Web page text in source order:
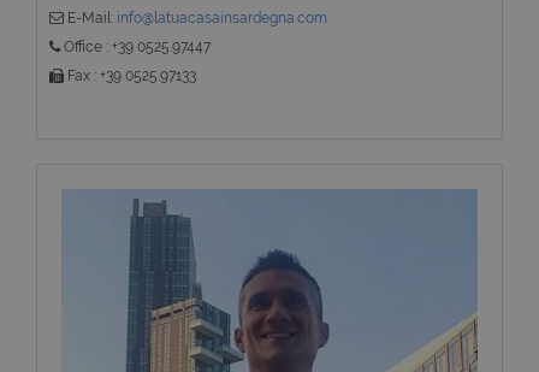
E-Mail: info@latuacasainsardegna.com
Office : +39 0525.97447
Fax : +39 0525.97133